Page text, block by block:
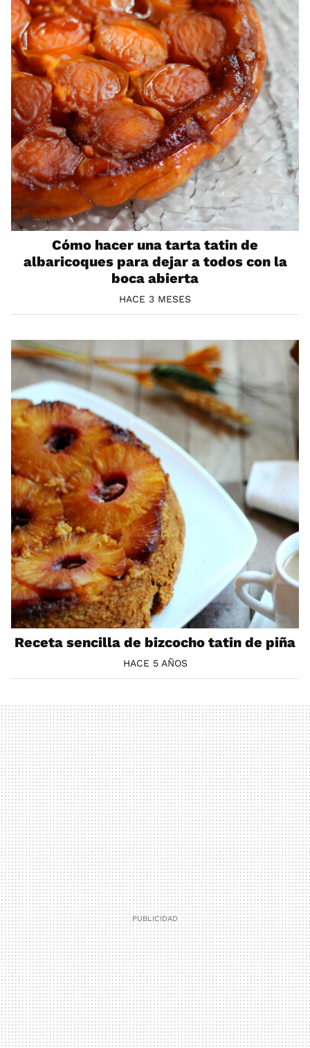
Cómo hacer una tarta tatin de
albaricoques para dejar a todos con la
boca abierta
HACE 3 MESES
Receta sencilla de bizcocho tatin de piña
HACE 5 AÑOS